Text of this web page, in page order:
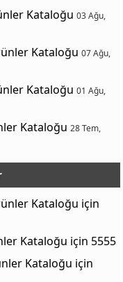
Kataloğu 03 Ağu,
Kataloğu 07 Ağu,
Kataloğu 01 Ağu,
Kataloğu 28 Tem,
Kataloğu için
Kataloğu için 5555
Kataloğu için